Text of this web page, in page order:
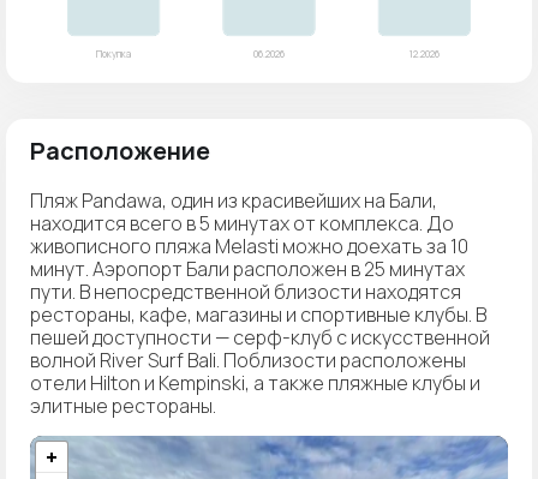
Расположение
Пляж Pandawa, один из красивейших на Бали,
находится всего в 5 минутах от комплекса. До
живописного пляжа Melasti можно доехать за 10
минут. Аэропорт Бали расположен в 25 минутах
пути. В непосредственной близости находятся
рестораны, кафе, магазины и спортивные клубы. В
пешей доступности — серф-клуб с искусственной
волной River Surf Bali. Поблизости расположены
отели Hilton и Kempinski, а также пляжные клубы и
элитные рестораны.